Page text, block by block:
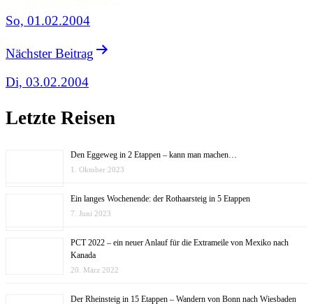
So, 01.02.2004
Nächster Beitrag
Di, 03.02.2004
Letzte Reisen
Den Eggeweg in 2 Etappen – kann man machen…
1. Oktober 2023
Ein langes Wochenende: der Rothaarsteig in 5 Etappen
7. Juni 2023
PCT 2022 – ein neuer Anlauf für die Extrameile von Mexiko nach
Kanada
20. März 2022
Der Rheinsteig in 15 Etappen – Wandern von Bonn nach Wiesbaden